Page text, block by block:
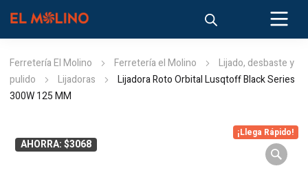
Ferretería El Molino Ferretería el Molino
Lijado, desbaste y
pulido
Lijadoras
Lijadora Roto Orbital Lusqtoff Black Series
300W 125 MM
AHORRA: $3068
¡Llega Rápido!